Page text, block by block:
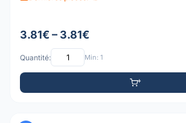
3.81€ – 3.81€
Quantité: Min: 1